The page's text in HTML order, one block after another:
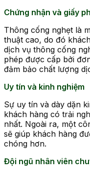
Chứng nhận và giấy
Thông cống nghẹt là
thuật cao, do đó
dịch vụ thông cống
phép được cấp bởi
đảm bảo chất lượng
Uy tín và kinh nghiệm
Sự uy tín và dày dặn
khách hàng có trải
nhất. Ngoài ra, một
sẽ giúp khách hàng
chóng hơn.
Đội ngũ nhân viên